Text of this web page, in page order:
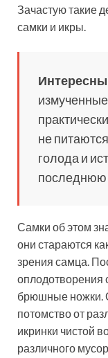
Зачастую такие
самки и икры.
не
голода и
последнюю
Самки об этом
они стараются
зрения самца.
оплодотворения
брюшные ножки.
потомство от
икринки чистой
различного